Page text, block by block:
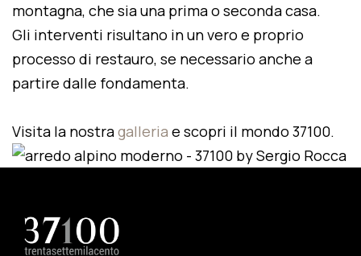
montagna, che sia una prima o seconda casa.
Gli interventi risultano in un vero e proprio
processo di restauro, se necessario anche a
partire dalle fondamenta.
Visita la nostragalleria e scopri il mondo 37100.